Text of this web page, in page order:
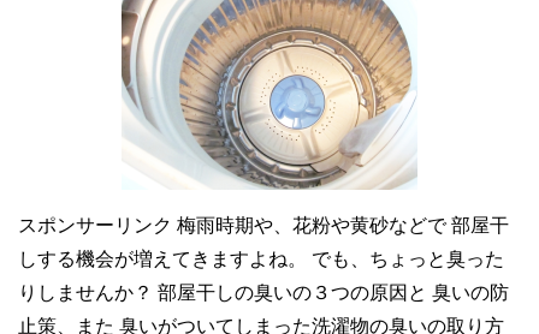
スポンサーリンク 梅雨時期や、花粉や黄砂などで 部屋干
しする機会が増えてきますよね。 でも、ちょっと臭った
りしませんか？ 部屋干しの臭いの３つの原因と 臭いの防
止策、また 臭いがついてしまった洗濯物の臭いの取り方